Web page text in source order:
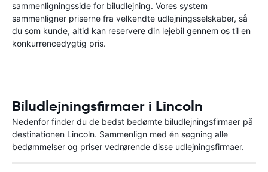
sammenligningsside for biludlejning. Vores system
sammenligner priserne fra velkendte udlejningsselskaber, så
du som kunde, altid kan reservere din lejebil gennem os til en
konkurrencedygtig pris.
Biludlejningsfirmaer i Lincoln
Nedenfor finder du de bedst bedømte biludlejningsfirmaer på
destinationen Lincoln. Sammenlign med én søgning alle
bedømmelser og priser vedrørende disse udlejningsfirmaer.